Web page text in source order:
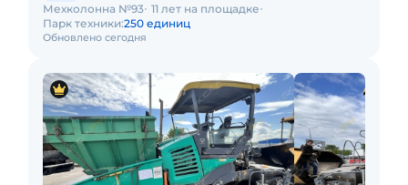
Обновлено сегодня
Мехколонна №93 11 лет на площадке
Парк техники:250 единиц